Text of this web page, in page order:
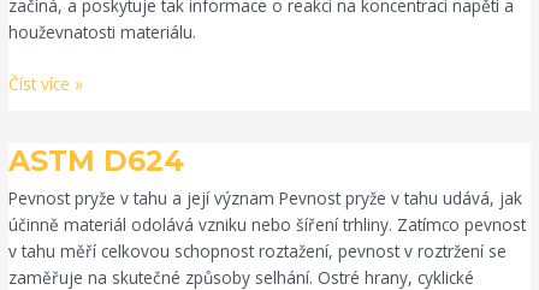
začíná, a poskytuje tak informace o reakci na koncentraci napětí a
houževnatosti materiálu.
Číst více »
ASTM D624
Pevnost pryže v tahu a její význam Pevnost pryže v tahu udává, jak
účinně materiál odolává vzniku nebo šíření trhliny. Zatímco pevnost
v tahu měří celkovou schopnost roztažení, pevnost v roztržení se
zaměřuje na skutečné způsoby selhání. Ostré hrany, cyklické
ASTM